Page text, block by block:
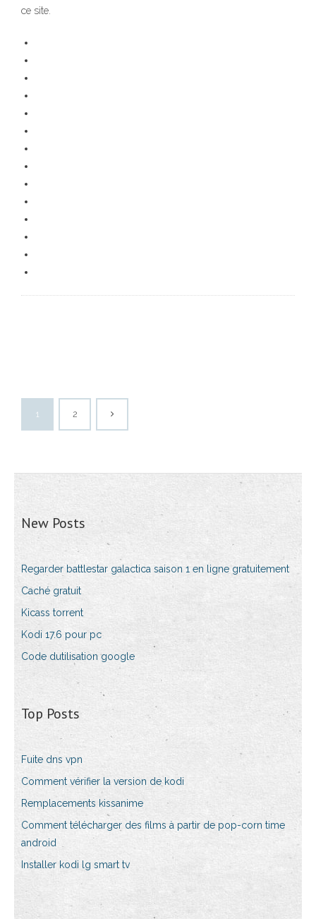
ce site.
1 2
New Posts
Regarder battlestar galactica saison 1 en ligne gratuitement
Caché gratuit
Kicass torrent
Kodi 17.6 pour pc
Code dutilisation google
Top Posts
Fuite dns vpn
Comment vérifier la version de kodi
Remplacements kissanime
Comment télécharger des films à partir de pop-corn time
android
Installer kodi lg smart tv